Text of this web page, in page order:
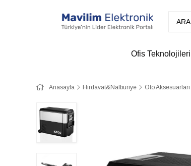
Ofis Teknolojileri
Anasayfa Hırdavat&Nalburiye Oto Aksesuarları